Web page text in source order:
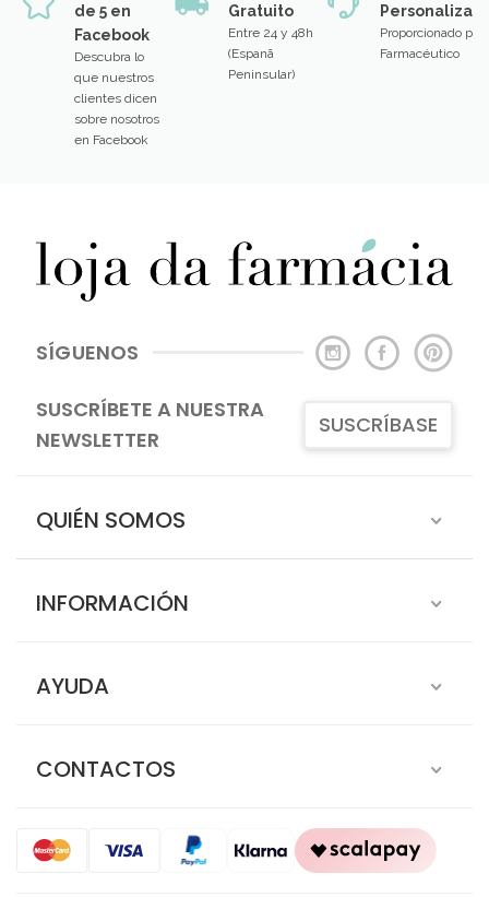
de 5 en
Facebook
Descubra lo
que nuestros
clientes dicen
sobre nosotros
en Facebook
Gratuito
Entre 24 y 48h
(Espanã
Peninsular)
Proporcionado por
Farmacéutico
SÍGUENOS
SUSCRÍBETE A NUESTRA
NEWSLETTER
SUSCRÍBASE
QUIÉN SOMOS
INFORMACIÓN
AYUDA
CONTACTOS